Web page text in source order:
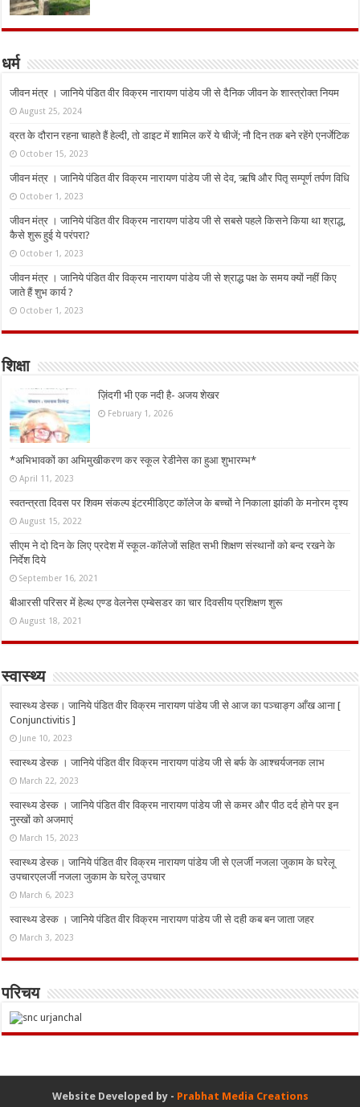
धर्म
जीवन मंत्र । जानिये पंडित वीर विक्रम नारायण पांडेय जी से दैनिक जीवन के शास्त्रोक्त नियम
August 25, 2024
व्रत के दौरान रहना चाहते हैं हेल्दी, तो डाइट में शामिल करें ये चीजें; नौ दिन तक बने रहेंगे एनर्जेटिक
October 15, 2023
जीवन मंत्र । जानिये पंडित वीर विक्रम नारायण पांडेय जी से देव, ऋषि और पितृ सम्पूर्ण तर्पण विधि
October 1, 2023
जीवन मंत्र । जानिये पंडित वीर विक्रम नारायण पांडेय जी से सबसे पहले किसने किया था श्राद्ध,
कैसे शुरू हुई ये परंपरा?
October 1, 2023
जीवन मंत्र । जानिये पंडित वीर विक्रम नारायण पांडेय जी से श्राद्ध पक्ष के समय क्यों नहीं किए
जाते हैं शुभ कार्य ?
October 1, 2023
शिक्षा
ज़िंदगी भी एक नदी है- अजय शेखर
February 1, 2026
*अभिभावकों का अभिमुखीकरण कर स्कूल रेडीनेस का हुआ शुभारम्भ*
April 11, 2023
स्वतन्त्रता दिवस पर शिवम संकल्प इंटरमीडिएट कॉलेज के बच्चों ने निकाला झांकी के मनोरम दृश्य
August 15, 2022
सीएम ने दो दिन के लिए प्रदेश में स्कूल-कॉलेजों सहित सभी शिक्षण संस्थानों को बन्द रखने के
निर्देश दिये
September 16, 2021
बीआरसी परिसर में हेल्थ एण्ड वेलनेस एम्बेसडर का चार दिवसीय प्रशिक्षण शुरू
August 18, 2021
स्वास्थ्य
स्वास्थ्य डेस्क। जानिये पंडित वीर विक्रम नारायण पांडेय जी से आज का पञ्चाङ्ग आँख आना [
Conjunctivitis ]
June 10, 2023
स्वास्थ्य डेस्क । जानिये पंडित वीर विक्रम नारायण पांडेय जी से बर्फ के आश्चर्यजनक लाभ
March 22, 2023
स्वास्थ्य डेस्क । जानिये पंडित वीर विक्रम नारायण पांडेय जी से कमर और पीठ दर्द होने पर इन
नुस्‍खों को अजमाएं
March 15, 2023
स्वास्थ्य डेस्क। जानिये पंडित वीर विक्रम नारायण पांडेय जी से एलर्जी नजला जुकाम के घरेलू
उपचारएलर्जी नजला जुकाम के घरेलू उपचार
March 6, 2023
स्वास्थ्य डेस्क । जानिये पंडित वीर विक्रम नारायण पांडेय जी से दही कब बन जाता जहर
March 3, 2023
परिचय
Website Developed by - Prabhat Media Creations